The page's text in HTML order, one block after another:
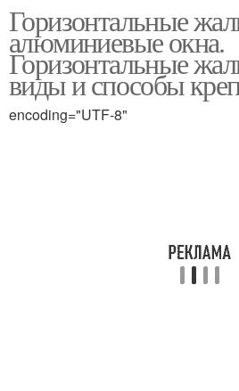
Раздвижные окна
Горизонтальные
алюминиевые окна.
Горизонтальные
виды и способы
encoding="UTF-8"